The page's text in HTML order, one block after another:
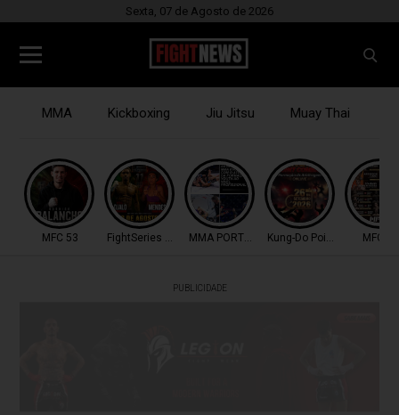
Sexta, 07 de Agosto de 2026
MMA Kickboxing Jiu Jitsu Muay Thai
MFC 53 FightSeries 11 MMA PORTUGALKung-Do Point CombatMFC 53
PUBLICIDADE